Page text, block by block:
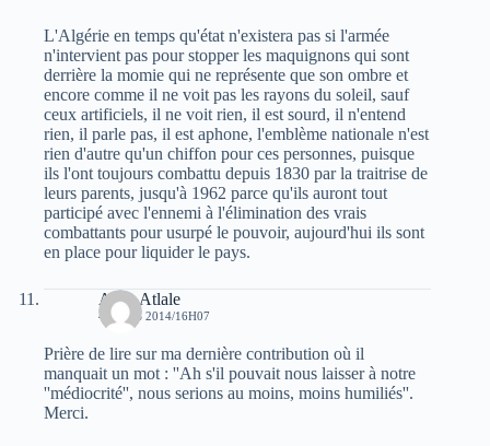
L'Algérie en temps qu'état n'existera pas si l'armée
n'intervient pas pour stopper les maquignons qui sont
derrière la momie qui ne représente que son ombre et
encore comme il ne voit pas les rayons du soleil, sauf
ceux artificiels, il ne voit rien, il est sourd, il n'entend
rien, il parle pas, il est aphone, l'emblème nationale n'est
rien d'autre qu'un chiffon pour ces personnes, puisque
ils l'ont toujours combattu depuis 1830 par la traitrise de
leurs parents, jusqu'à 1962 parce qu'ils auront tout
participé avec l'ennemi à l'élimination des vrais
combattants pour usurpé le pouvoir, aujourd'hui ils sont
en place pour liquider le pays.
Atala Atlale
4 MARS 2014/16H07
Prière de lire sur ma dernière contribution où il
manquait un mot : ''Ah s'il pouvait nous laisser à notre
''médiocrité'', nous serions au moins, moins humiliés''.
Merci.